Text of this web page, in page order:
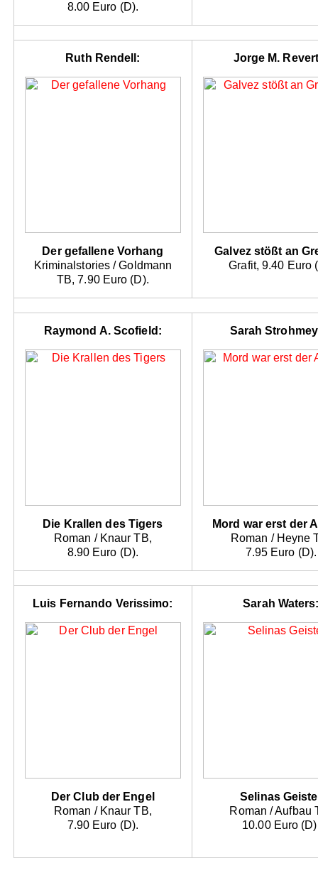
8.00 Euro (D).
Ruth Rendell:
Der gefallene Vorhang
Kriminalstories / Goldmann
TB, 7.90 Euro (D).
Jorge M.
Galvez stößt an
Grafit, 9.40 Euro
Raymond A. Scofield:
Die Krallen des Tigers
Roman / Knaur TB,
8.90 Euro (D).
Sarah
Mord war erst der
Roman / Heyne
7.95 Euro (D).
Luis Fernando Verissimo:
Der Club der Engel
Roman / Knaur TB,
7.90 Euro (D).
Sarah
Selinas
Roman / Aufbau
10.00 Euro